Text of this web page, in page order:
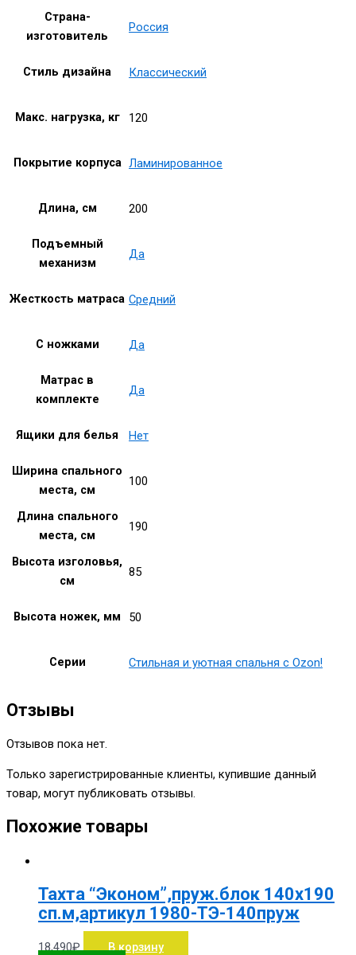
Страна-
изготовитель
Россия
Стиль дизайна Классический
Макс. нагрузка, кг 120
Покрытие корпуса Ламинированное
Длина, см 200
Подъемный
механизм
Да
Жесткость матраса Средний
С ножками Да
Матрас в
комплекте
Да
Ящики для белья Нет
Ширина спального
места, см
100
Длина спального
места, см
190
Высота изголовья,
см
85
Высота ножек, мм 50
Серии Стильная и уютная спальня с Ozon!
Отзывы
Отзывов пока нет.
Только зарегистрированные клиенты, купившие данный
товар, могут публиковать отзывы.
Похожие товары
Тахта “Эконом”,пруж.блок 140х190
сп.м,артикул 1980-ТЭ-140пруж
18,490₽ В корзину